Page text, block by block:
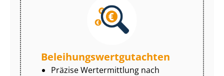
Be­lei­hungs­wert­gut­ach­ten
Präzise Wertermittlung nach